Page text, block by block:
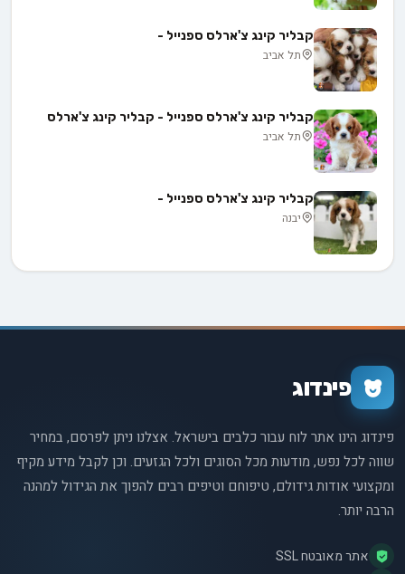
קבליר קינג צ'ארלס ספנייל -
תל אביב
קבליר קינג צ'ארלס ספנייל - קבליר קינג צ'ארלס
תל אביב
קבליר קינג צ'ארלס ספנייל -
יבנה
פינדוג
פינדוג הינו אתר לוח עבור כלבים בישראל. אצלנו ניתן לפרסם, במחיר
שווה לכל נפש, מודעות מכל הסוגים ולכל הגזעים. וכן לקבל מידע מקיף
ומקצועי אודות גידולם, טיפוחם וטיפים רבים להפוך את הגידול למהנה
הרבה יותר.
אתר מאובטח SSL